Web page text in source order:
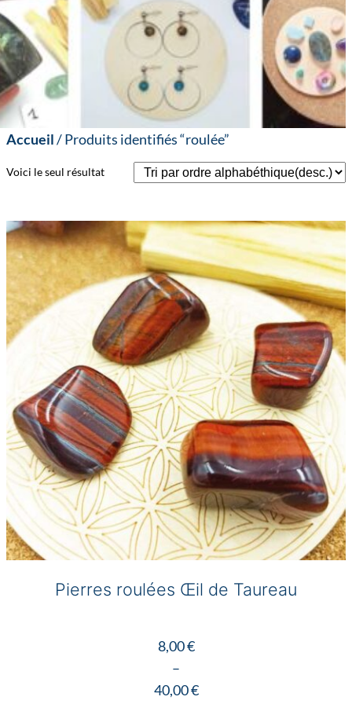
Accueil/ Produits identifiés “roulée”
Voici le seul résultat
Pierres roulées Œil de Taureau
8,00€
–
40,00€